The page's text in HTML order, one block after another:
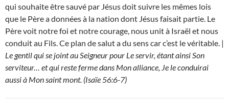
qui souhaite être sauvé par Jésus doit suivre les mêmes lois
que le Père a données à la nation dont Jésus faisait partie. Le
Père voit notre foi et notre courage, nous unit à Israël et nous
conduit au Fils. Ce plan de salut a du sens car c’est le véritable. |
Le gentil qui se joint au Seigneur pour Le servir, étant ainsi Son
serviteur… et qui reste ferme dans Mon alliance, Je le conduirai
aussi à Mon saint mont. (Isaïe 56:6-7)